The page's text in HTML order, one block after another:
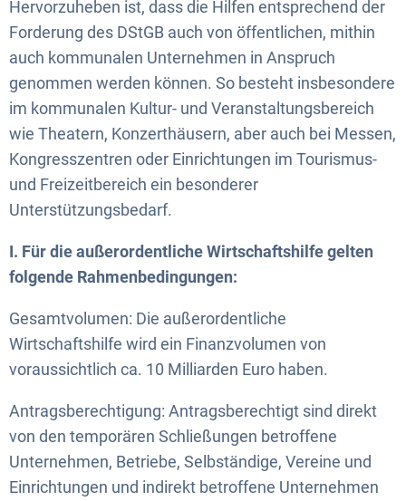
Hervorzuheben ist, dass die Hilfen entsprechend der
Forderung des DStGB auch von öffentlichen, mithin
auch kommunalen Unternehmen in Anspruch
genommen werden können. So besteht insbesondere
im kommunalen Kultur- und Veranstaltungsbereich
wie Theatern, Konzerthäusern, aber auch bei Messen,
Kongresszentren oder Einrichtungen im Tourismus-
und Freizeitbereich ein besonderer
Unterstützungsbedarf.
I. Für die außerordentliche Wirtschaftshilfe gelten
folgende Rahmenbedingungen:
Gesamtvolumen: Die außerordentliche
Wirtschaftshilfe wird ein Finanzvolumen von
voraussichtlich ca. 10 Milliarden Euro haben.
Antragsberechtigung: Antragsberechtigt sind direkt
von den temporären Schließungen betroffene
Unternehmen, Betriebe, Selbständige, Vereine und
Einrichtungen und indirekt betroffene Unternehmen